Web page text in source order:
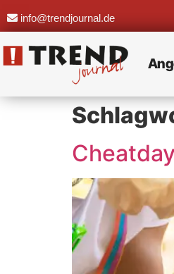
info@trendjournal.de